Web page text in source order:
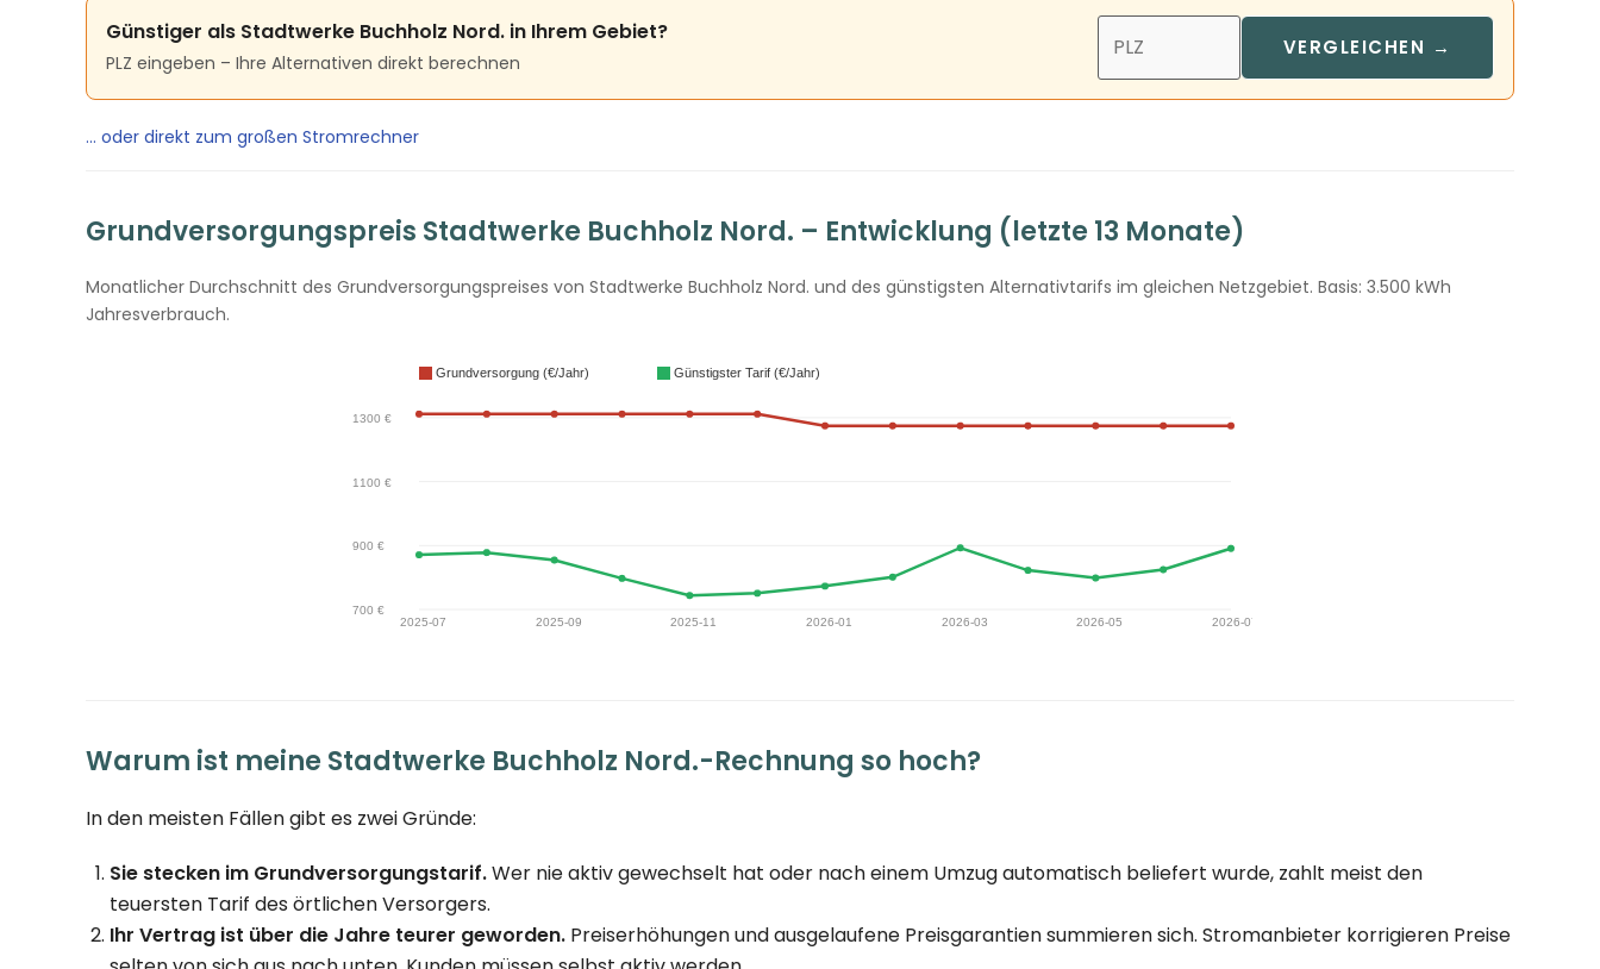
Günstiger als Stadtwerke Buchholz Nord. in Ihrem Gebiet?
PLZ eingeben – Ihre Alternativen direkt berechnen
VERGLEICHEN →
… oder direkt zum großen Stromrechner
Grundversorgungspreis Stadtwerke Buchholz Nord. – Entwicklung (letzte 13 Monate)
Monatlicher Durchschnitt des Grundversorgungspreises von Stadtwerke Buchholz Nord. und des günstigsten Alternativtarifs im gleichen Netzgebiet. Basis: 3.500 kWh
Jahresverbrauch.
Warum ist meine Stadtwerke Buchholz Nord.-Rechnung so hoch?
In den meisten Fällen gibt es zwei Gründe:
Sie stecken im Grundversorgungstarif.Wer nie aktiv gewechselt hat oder nach einem Umzug automatisch beliefert wurde, zahlt meist den
teuersten Tarif des örtlichen Versorgers.
Ihr Vertrag ist über die Jahre teurer geworden. Preiserhöhungen und ausgelaufene Preisgarantien summieren sich. Stromanbieter korrigieren Preise